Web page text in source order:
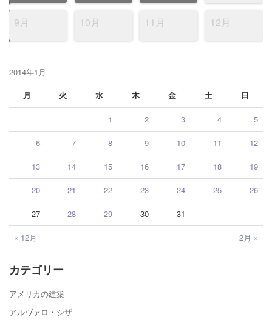
9月 10月 11月 12月
2014年1月
月
火 水 木 金 土 日
« 12月 2月 »
1 2 3 4 5
6 7 8 9 10 11 12
13 14 15 16 17 18 19
20 21 22 23 24 25 26
27 28 29 30 31
カテゴリー
アメリカの建築
アルヴァロ・シザ